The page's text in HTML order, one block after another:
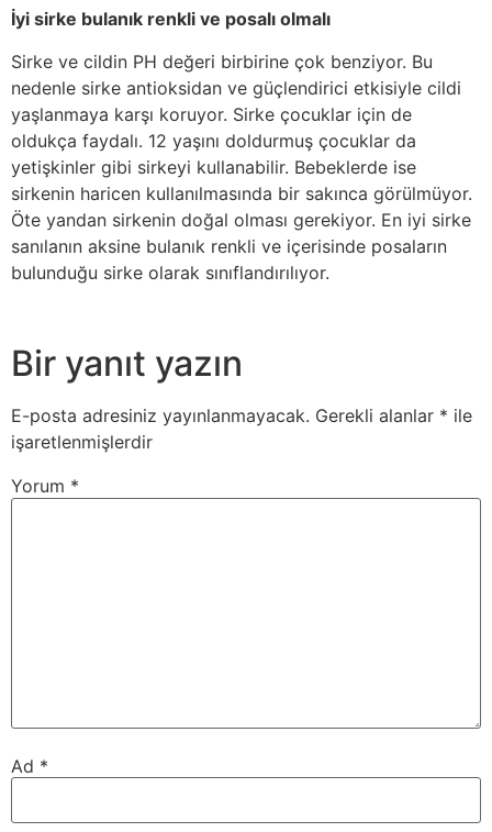
İyi sirke bulanık renkli ve posalı olmalı
Sirke ve cildin PH değeri birbirine çok benziyor. Bu
nedenle sirke antioksidan ve güçlendirici etkisiyle cildi
yaşlanmaya karşı koruyor. Sirke çocuklar için de
oldukça faydalı. 12 yaşını doldurmuş çocuklar da
yetişkinler gibi sirkeyi kullanabilir. Bebeklerde ise
sirkenin haricen kullanılmasında bir sakınca görülmüyor.
Öte yandan sirkenin doğal olması gerekiyor. En iyi sirke
sanılanın aksine bulanık renkli ve içerisinde posaların
bulunduğu sirke olarak sınıflandırılıyor.
Bir yanıt yazın
E-posta adresiniz yayınlanmayacak. Gerekli alanlar * ile
işaretlenmişlerdir
Yorum *
Ad *